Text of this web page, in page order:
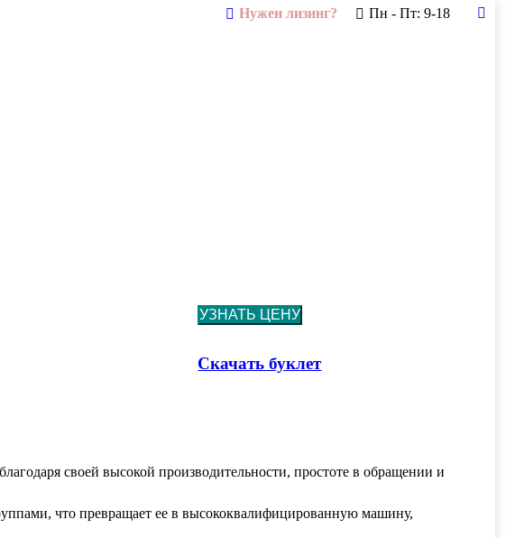
Нужен лизинг? Пн - Пт: 9-18
УЗНАТЬ ЦЕНУ
Скачать буклет
своей высокой производительности, простоте в обращении и
что превращает ее в высококвалифицированную машину,